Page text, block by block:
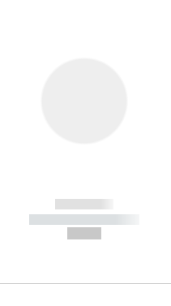
------------
----------- -----------